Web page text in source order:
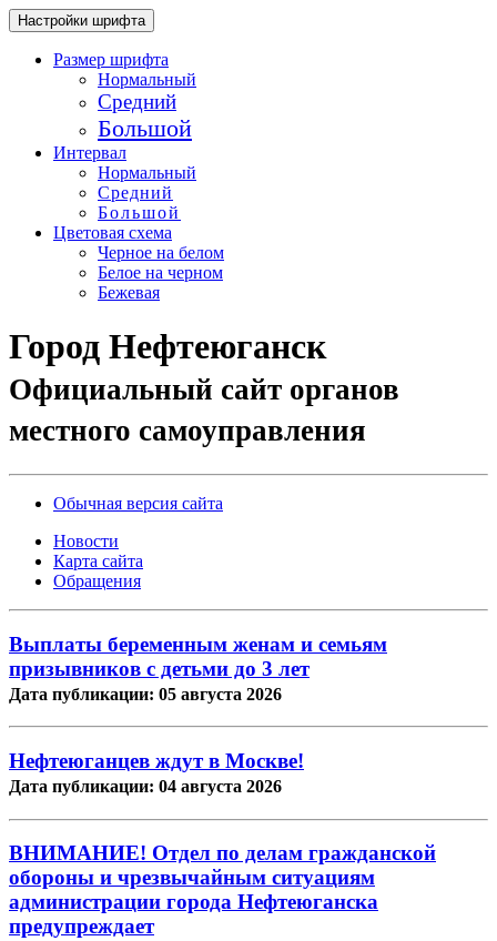
Настройки шрифта
Размер шрифта
Нормальный
Средний
Большой
Интервал
Нормальный
Средний
Большой
Цветовая схема
Черное на белом
Белое на черном
Бежевая
Город Нефтеюганск
Официальный сайт органов
местного самоуправления
Обычная версия сайта
Новости
Карта сайта
Обращения
Выплаты беременным женам и семьям
призывников с детьми до 3 лет
Дата публикации: 05 августа 2026
Нефтеюганцев ждут в Москве!
Дата публикации: 04 августа 2026
ВНИМАНИЕ! Отдел по делам гражданской
обороны и чрезвычайным ситуациям
администрации города Нефтеюганска
предупреждает